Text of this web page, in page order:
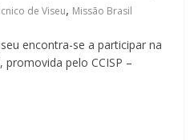
de Viseu, Missão Brasil
encontra-se a participar na
pelo CCISP –